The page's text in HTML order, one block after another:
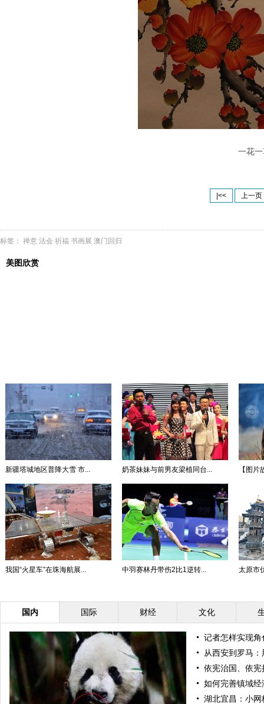
一花
|<< 上一页
标签： 禅意 法会 祈福 书画展 澳门回归
美图欣赏
新疆塔城地区普降大雪 市... 奶茶妹妹与前男友梁植同台... 【图
我国“火星车”在珠海航展... 中羽赛林丹带伤2比1逆转... 太原市
国内 国际 财经 文化
记者怎样实现角
从西安到罗马
依宪治国、依
如何完善镇域
湖北宜昌：小